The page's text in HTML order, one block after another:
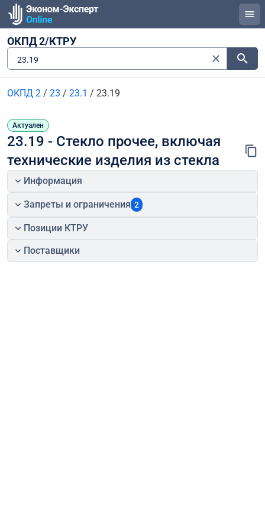
ОКПД 2/КТРУ
23.19
ОКПД 2 / 23 / 23.1 / 23.19
Актуален
23.19 - Стекло прочее, включая
технические изделия из стекла
Информация
Запреты и ограничения 2
Позиции КТРУ
Поставщики